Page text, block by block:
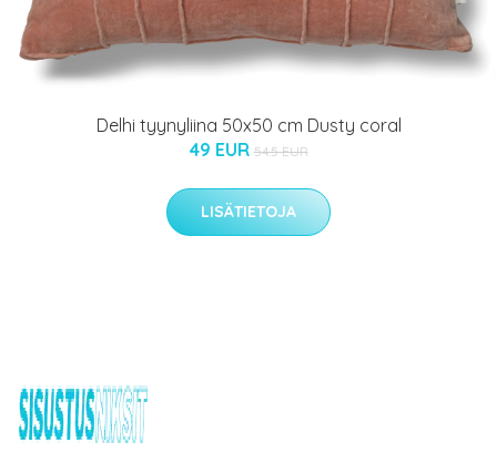
Delhi tyynyliina 50x50 cm Dusty coral
49 EUR 54.5 EUR
LISÄTIETOJA